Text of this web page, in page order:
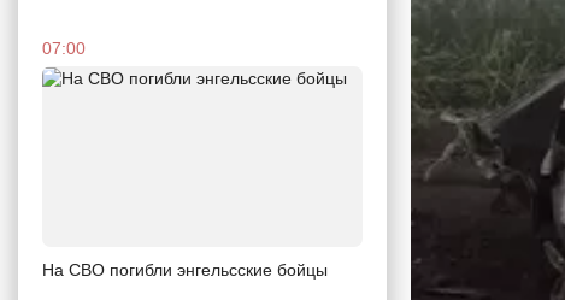
07:00
На СВО погибли энгельсские бойцы